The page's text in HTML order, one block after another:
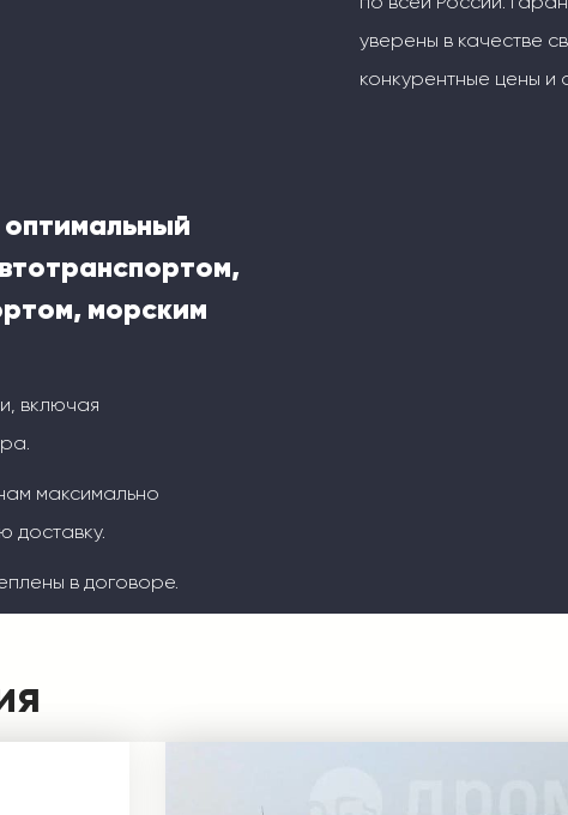
уверены в качестве
конкурентные цены и
морским
включая
максимально
доставку.
в договоре.